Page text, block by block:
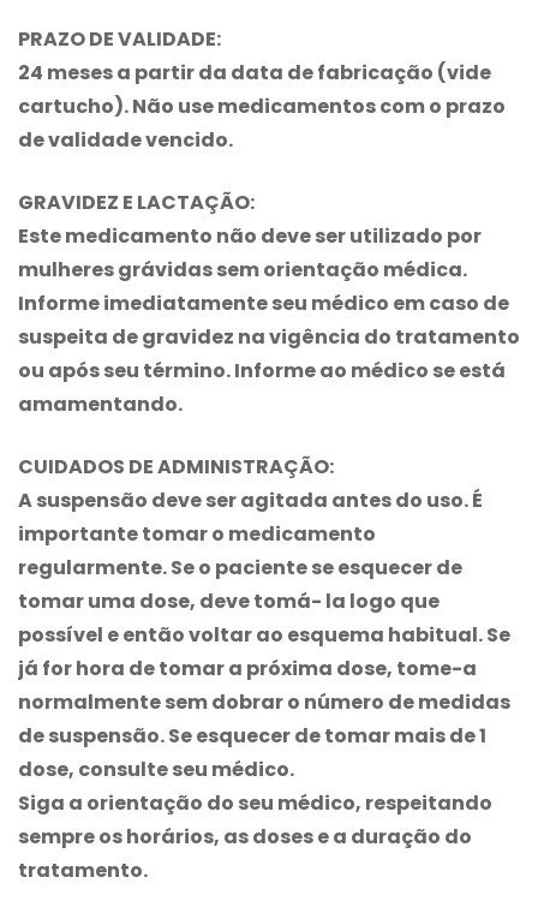
PRAZO DE VALIDADE:
24 meses a partir da data de fabricação (vide
cartucho). Não use medicamentos com o prazo
de validade vencido.
GRAVIDEZ E LACTAÇÃO:
Este medicamento não deve ser utilizado por
mulheres grávidas sem orientação médica.
Informe imediatamente seu médico em caso de
suspeita de gravidez na vigência do tratamento
ou após seu término. Informe ao médico se está
amamentando.
CUIDADOS DE ADMINISTRAÇÃO:
A suspensão deve ser agitada antes do uso. É
importante tomar o medicamento
regularmente. Se o paciente se esquecer de
tomar uma dose, deve tomá- la logo que
possível e então voltar ao esquema habitual. Se
já for hora de tomar a próxima dose, tome-a
normalmente sem dobrar o número de medidas
de suspensão. Se esquecer de tomar mais de 1
dose, consulte seu médico.
Siga a orientação do seu médico, respeitando
sempre os horários, as doses e a duração do
tratamento.